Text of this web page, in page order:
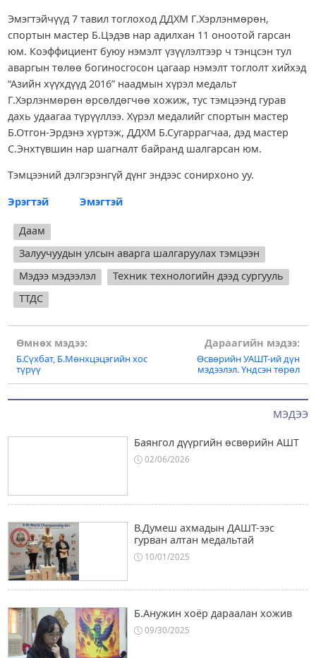
МЭДЭЭ
Баянгол дүүргийн өсвөрийн АШТ
02/06/2026
В.Думеш ахмадын ДАШТ-ээс
гурван алтан медальтай
10/01/2025
Б.Анужин хоёр дараалан хожив
09/30/2025
Эмэгтэйчүүд 7 тавил тоглоход ДДХМ Г.Хэрлэнмөрөн,
спортын мастер Б.Цэдэв нар адилхан 11 оноотой гарсан
юм. Коэффициент буюу нэмэлт үзүүлэлтээр ч тэнцсэн тул
аваргын төлөө богиносгосон цагаар нэмэлт тоглолт хийхэд
“Азийн хүүхдүүд 2016” наадмын хүрэл медальт
Г.Хэрлэнмөрөн өрсөлдөгчөө хожиж, тус тэмцээнд гурав
дахь удаагаа түрүүллээ. Хүрэл медалийг спортын мастер
Б.Отгон-Эрдэнэ хүртэж, ДДХМ Б.Сугаррагчаа, дэд мастер
С.Энхтүвшин нар шагналт байранд шалгарсан юм.
Тэмцээний дэлгэрэнгүй дүнг эндээс сонирхоно уу.
Эрэгтэй
Эмэгтэй
Даам
Залуучуудын улсын аварга шалгаруулах тэмцээн
Мэдээ мэдээлэл
Техник технологийн дээд сургууль
ТТДС
Post
navigation
Өмнөх мэдээ:
Б.Сүхбат, Б.Мөнхцэцэгийн хос
түрүү
Дараагийн мэдээ:
Өсвөрийн УАШТ-ий дүн
мэдээлэл. Үндсэн төрөл